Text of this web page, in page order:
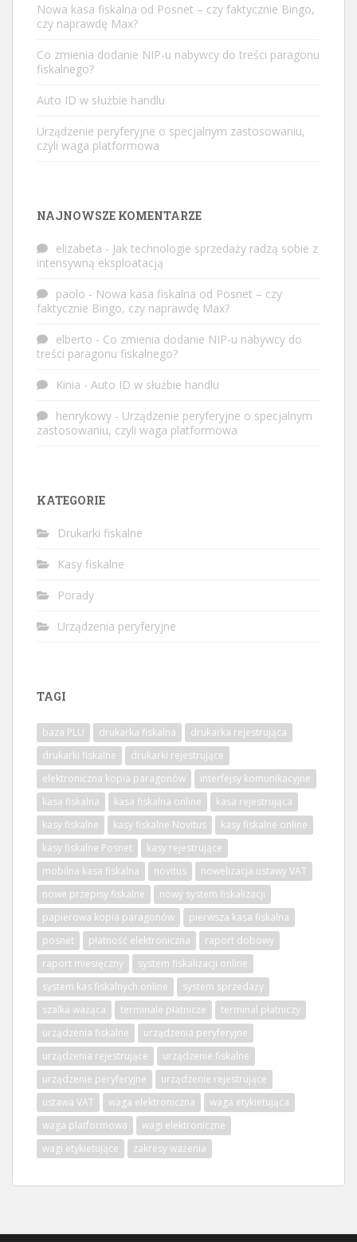
Nowa kasa fiskalna od Posnet – czy faktycznie Bingo,
czy naprawdę Max?
Co zmienia dodanie NIP-u nabywcy do treści paragonu
fiskalnego?
Auto ID w służbie handlu
Urządzenie peryferyjne o specjalnym zastosowaniu,
czyli waga platformowa
NAJNOWSZE KOMENTARZE
elizabeta - Jak technologie sprzedaży radzą sobie z
intensywną eksploatacją
paolo - Nowa kasa fiskalna od Posnet – czy
faktycznie Bingo, czy naprawdę Max?
elberto - Co zmienia dodanie NIP-u nabywcy do
treści paragonu fiskalnego?
Kinia - Auto ID w służbie handlu
henrykowy - Urządzenie peryferyjne o specjalnym
zastosowaniu, czyli waga platformowa
KATEGORIE
Drukarki fiskalne
Kasy fiskalne
Porady
Urządzenia peryferyjne
TAGI
baza PLU drukarka fiskalna
drukarka rejestrująca
drukarki fiskalne
drukarki rejestrujące
elektroniczna kopia paragonów
interfejsy komunikacyjne
kasa fiskalna
kasa fiskalna online
kasa rejestrująca
kasy fiskalne
kasy fiskalne Novitus
kasy fiskalne online
kasy fiskalne Posnet
kasy rejestrujące
mobilna kasa fiskalna
novitus
nowelizacja ustawy VAT
nowe przepisy fiskalne
nowy system fiskalizacji
papierowa kopia paragonów
pierwsza kasa fiskalna
posnet
płatność elektroniczna
raport dobowy
raport miesięczny
system fiskalizacji online
system kas fiskalnych online
system sprzedaży
szalka ważąca
terminale płatnicze
terminal płatniczy
urządzenia fiskalne
urządzenia peryferyjne
urządzenia rejestrujące
urządzenie fiskalne
urządzenie peryferyjne
urządzenie rejestrujące
ustawa VAT
waga elektroniczna
waga etykietująca
waga platformowa
wagi elektroniczne
wagi etykietujące
zakresy ważenia